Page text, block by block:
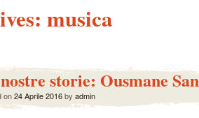
musica
storie: Ousmane
on24 Aprile 2016by admin